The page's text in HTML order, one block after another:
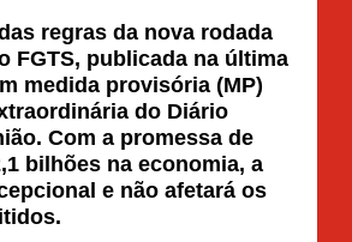
regras da nova rodada
FGTS, publicada na última
medida provisória (MP)
do Diário
Com a promessa de
bilhões na economia, a
e não afetará os